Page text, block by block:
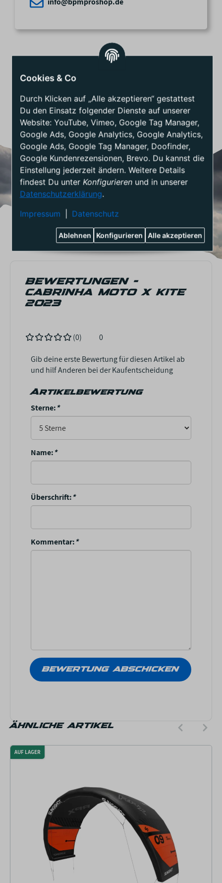
Auf einen Blick
HERSTELLER
Cabrinha Kites
BEWERTUNGEN -
CABRINHA MOTO X KITE
2023
(0) 0
Gib deine erste Bewertung für diesen Artikel ab
und hilf Anderen bei der Kaufentscheidung
Artikelbewertung
Sterne:*
Name:*
Überschrift:*
Kommentar:*
ÄHNLICHE ARTIKEL
AUF LAGER
Cookies & Co
Durch Klicken auf „Alle akzeptieren“ gestattest
Du den Einsatz folgender Dienste auf unserer
Website: YouTube, Vimeo, Google Tag Manager,
Google Ads, Google Analytics, Google Analytics,
Google Ads, Google Tag Manager, Doofinder,
Google Kundenrezensionen, Brevo. Du kannst die
Einstellung jederzeit ändern. Weitere Details
findest Du unter Konfigurierenund in unserer
Datenschutzerklärung.
Impressum
Datenschutz
Alle akzeptieren
Konfigurieren
Ablehnen